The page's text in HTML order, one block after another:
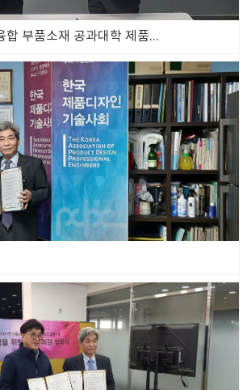
부산동의대학교 IT융합 부품소재 공과대학 제품디자인공학부